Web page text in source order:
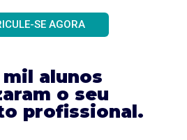
SE AGORA
mil alunos
o seu
profissional.